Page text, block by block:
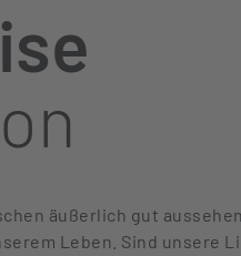
äußerlich gut
Leben. Sind unsere